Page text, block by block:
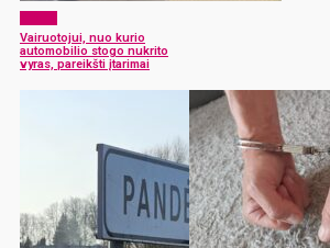
Vairuotojui, nuo kurio
automobilio stogo nukrito
vyras, pareikšti įtarimai